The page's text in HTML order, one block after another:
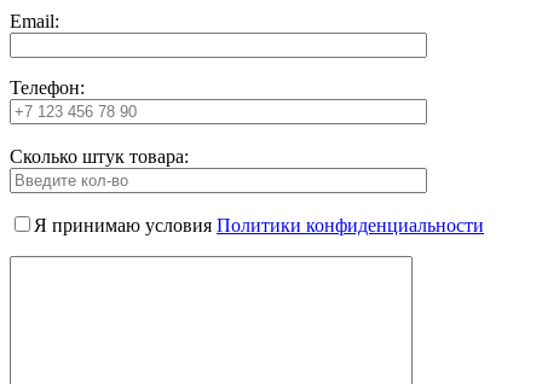
Email:
Телефон:
Сколько штук товара:
Я принимаю условия Политики конфиденциальности